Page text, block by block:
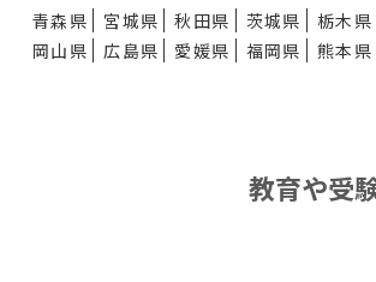
青森県
宮城県 秋田県 茨城県 栃木県
岡山県
広島県 愛媛県 福岡県 熊本県
教育や受